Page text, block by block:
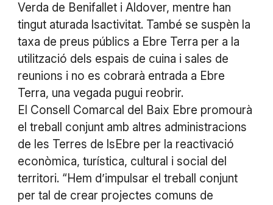
Verda de Benifallet i Aldover, mentre han
tingut aturada lsactivitat. També se suspèn la
taxa de preus públics a Ebre Terra per a la
utilització dels espais de cuina i sales de
reunions i no es cobrarà entrada a Ebre
Terra, una vegada pugui reobrir.
El Consell Comarcal del Baix Ebre promourà
el treball conjunt amb altres administracions
de les Terres de lsEbre per la reactivació
econòmica, turística, cultural i social del
territori. “Hem d’impulsar el treball conjunt
per tal de crear projectes comuns de